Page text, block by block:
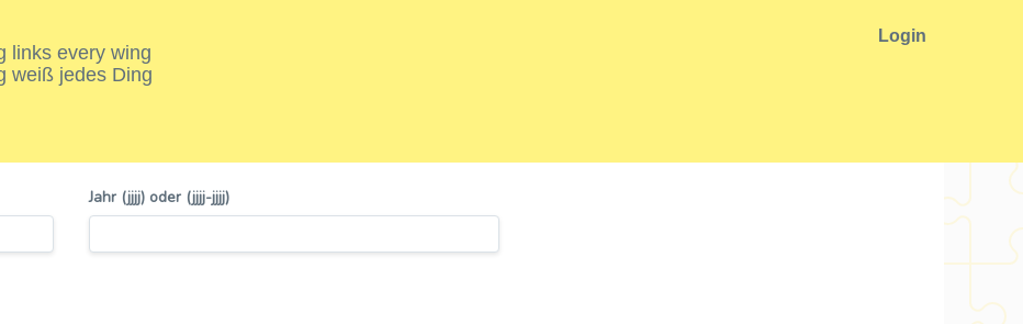
links every wing
weiß jedes Ding
Login
Jahr (jjjj) oder (jjjj-jjjj)